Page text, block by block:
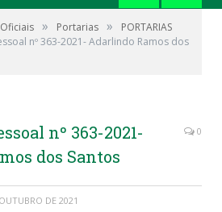
» Portarias »
PORTARIAS
nº 363-2021- Adarlindo Ramos dos
nº 363-2021-
dos Santos
0
DE 2021